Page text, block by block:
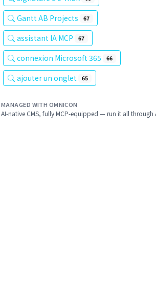
Gantt AB Projects 67
assistant IA MCP 67
connexion Microsoft 365 66
ajouter un onglet 65
MANAGED WITH OMNICON
AI-native CMS, fully MCP-equipped — run it all through